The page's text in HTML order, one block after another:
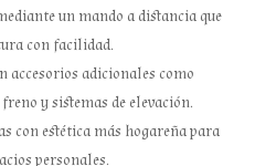
un mando a distancia que
con facilidad.
accesorios adicionales como
y sistemas de elevación.
con estética más hogareña para
personales.